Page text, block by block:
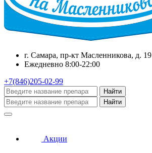
г. Самара, пр-кт Масленникова, д. 19
Ежедневно 8:00-22:00
+7(846)205-02-99
Найти
Найти
Акции